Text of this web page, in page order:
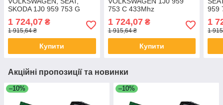
SKODA 1J0 959 753 G
1 724,07 ₴
1 915,64 ₴
Купити
753 C 433Mhz
1 724,07₴
1 915,64 ₴
Купити
959
1
1
Акційні пропозиції та новинки
–10% –10%